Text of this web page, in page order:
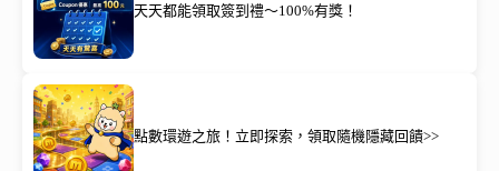
天天都能領取簽到禮～100%有獎！
點數環遊之旅！立即探索，領取隨機隱藏回饋>>